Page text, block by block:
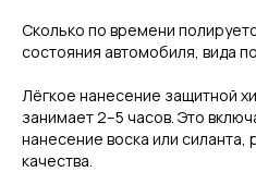
Сколько по времени
состояния автомобиля, вида
Лёгкое нанесение защитной
занимает 2–5 часов. Это
нанесение воска или силанта,
качества.